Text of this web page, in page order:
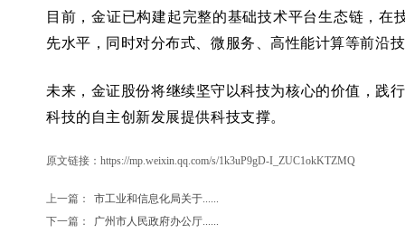
目前，金证已构建起完整的基础技术平台生态链，
先水平，同时对分布式、微服务、高性能计算等前沿
未来，金证股份将继续坚守以科技为核心的价值，践
科技的自主创新发展提供科技支撑。
原文链接： https://mp.weixin.qq.com/s/1k3uP9gD-I_ZUC1okKTZMQ
上一篇：
市工业和信息化局关于......
下一篇：
广州市人民政府办公厅......